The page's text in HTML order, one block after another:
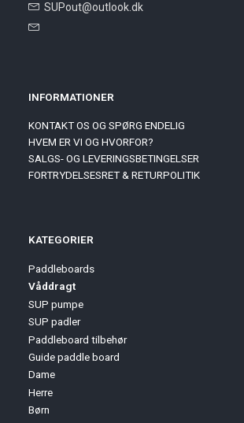
SUPout@outlook.dk
INFORMATIONER
KONTAKT OS OG SPØRG ENDELIG
HVEM ER VI OG HVORFOR?
SALGS- OG LEVERINGSBETINGELSER
FORTRYDELSESRET & RETURPOLITIK
KATEGORIER
Paddleboards
Våddragt
SUP pumpe
SUP padler
Paddleboard tilbehør
Guide paddle board
Dame
Herre
Børn